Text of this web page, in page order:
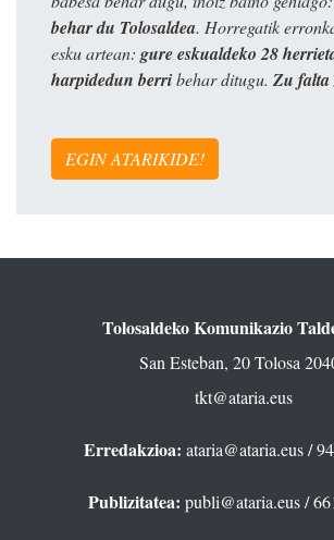
behar du Tolosaldea. Horregatik
esku artean: gure eskualdeko 28
harpidedun berribehar ditugu. Zu falta
EGIN ATARIKIDE!
Tolosaldeko Komunikazio
San Esteban, 20 Tolosa
tkt@ataria.eus
Erredakzioa: ataria@ataria.eus/
Publizitatea: publi@ataria.eus/